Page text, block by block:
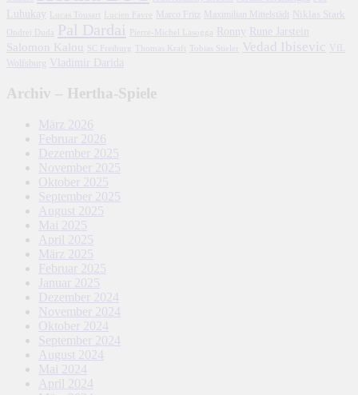
Luhukay
Lucien Favre Marco Fritz Maximilian Mittelstädt Niklas Stark
Pal Dardai Pierre-Michel Lasogga Ronny Rune Jarstein
Salomon Kalou SC Freiburg Tobias Stieler Vedad Ibisevic
VfL
Wolfsburg Vladimir Darida
Archiv – Hertha-Spiele
März 2026
Februar 2026
Dezember 2025
November 2025
Oktober 2025
September 2025
August 2025
Mai 2025
April 2025
März 2025
Februar 2025
Januar 2025
Dezember 2024
November 2024
Oktober 2024
September 2024
August 2024
Mai 2024
April 2024